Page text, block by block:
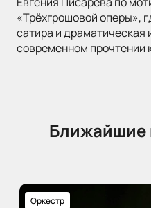
«Трёхгрошовой оперы»,
сатира и
современном прочтении
Ближайшие
Оркестр